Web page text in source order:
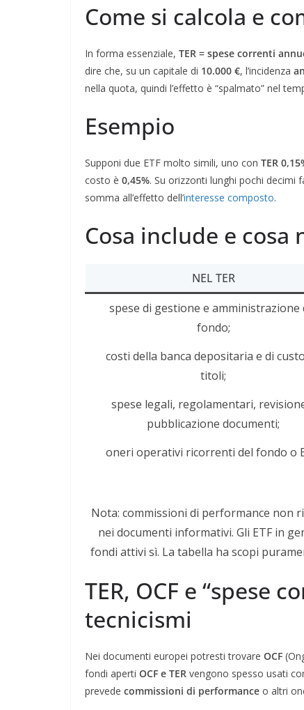
Come si calcola e
In forma essenziale, TER = spese correnti
dire che, su un capitale di 10.000 €, l’incidenza
nella quota, quindi l’effetto è “spalmato” nel
Esempio
Supponi due ETF molto simili, uno con TER
costo è 0,45%. Su orizzonti lunghi pochi decimi
somma all’effetto dell’interesse composto.
Cosa include e cosa
NEL TER
spese di gestione e amministrazione
fondo;
costi della banca depositaria e di
titoli;
spese legali, regolamentari,
pubblicazione documenti;
oneri operativi ricorrenti del fondo o
Nota: commissioni di performance non
nei documenti informativi. Gli ETF in
fondi attivi sì. La tabella ha scopi
TER, OCF e “spese
tecnicismi
Nei documenti europei potresti trovare OCF
fondi aperti OCF e TER vengono spesso usati
prevede commissioni di performance o altri